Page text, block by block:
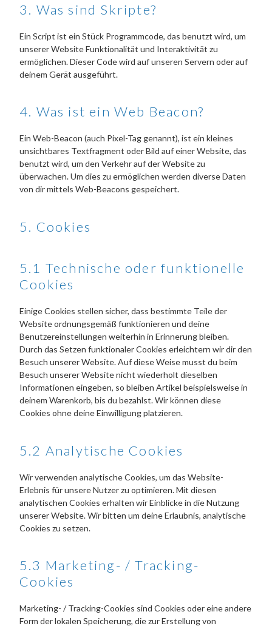
3. Was sind Skripte?
Ein Script ist ein Stück Programmcode, das benutzt wird, um
unserer Website Funktionalität und Interaktivität zu
ermöglichen. Dieser Code wird auf unseren Servern oder auf
deinem Gerät ausgeführt.
4. Was ist ein Web Beacon?
Ein Web-Beacon (auch Pixel-Tag genannt), ist ein kleines
unsichtbares Textfragment oder Bild auf einer Website, das
benutzt wird, um den Verkehr auf der Website zu
überwachen. Um dies zu ermöglichen werden diverse Daten
von dir mittels Web-Beacons gespeichert.
5. Cookies
5.1 Technische oder funktionelle
Cookies
Einige Cookies stellen sicher, dass bestimmte Teile der
Website ordnungsgemäß funktionieren und deine
Benutzereinstellungen weiterhin in Erinnerung bleiben.
Durch das Setzen funktionaler Cookies erleichtern wir dir den
Besuch unserer Website. Auf diese Weise musst du beim
Besuch unserer Website nicht wiederholt dieselben
Informationen eingeben, so bleiben Artikel beispielsweise in
deinem Warenkorb, bis du bezahlst. Wir können diese
Cookies ohne deine Einwilligung platzieren.
5.2 Analytische Cookies
Wir verwenden analytische Cookies, um das Website-
Erlebnis für unsere Nutzer zu optimieren. Mit diesen
analytischen Cookies erhalten wir Einblicke in die Nutzung
unserer Website. Wir bitten um deine Erlaubnis, analytische
Cookies zu setzen.
5.3 Marketing- / Tracking-
Cookies
Marketing- / Tracking-Cookies sind Cookies oder eine andere
Form der lokalen Speicherung, die zur Erstellung von